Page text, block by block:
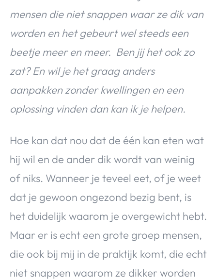
mensen die niet snappen waar ze dik van
worden en het gebeurt wel steeds een
beetje meer en meer. Ben jij het ook zo
zat? En wil je het graag anders
aanpakken zonder kwellingen en een
oplossing vinden dan kan ik je helpen.
Hoe kan dat nou dat de één kan eten wat
hij wil en de ander dik wordt van weinig
of niks. Wanneer je teveel eet, of je weet
dat je gewoon ongezond bezig bent, is
het duidelijk waarom je overgewicht hebt.
Maar er is echt een grote groep mensen,
die ook bij mij in de praktijk komt, die echt
niet snappen waarom ze dikker worden